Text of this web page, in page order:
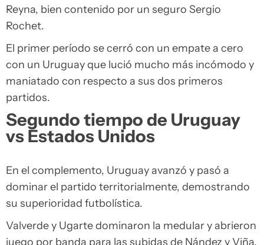
Reyna, bien contenido por un seguro Sergio
Rochet.
El primer período se cerró con un empate a cero
con un Uruguay que lució mucho más incómodo y
maniatado con respecto a sus dos primeros
partidos.
Segundo tiempo de Uruguay
vs Estados Unidos
En el complemento, Uruguay avanzó y pasó a
dominar el partido territorialmente, demostrando
su superioridad futbolística.
Valverde y Ugarte dominaron la medular y abrieron
juego por banda para las subidas de Nández y Viña.